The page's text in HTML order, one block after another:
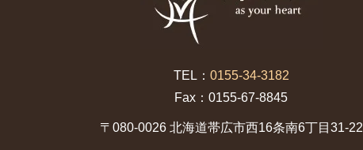
TEL： 0155-34-3182
Fax：0155-67-8845
〒080-0026 北海道帯広市西16条南6丁目31-22